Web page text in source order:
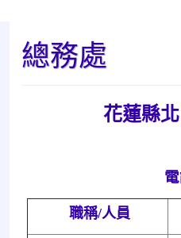
總務處
花蓮縣
職稱/人員